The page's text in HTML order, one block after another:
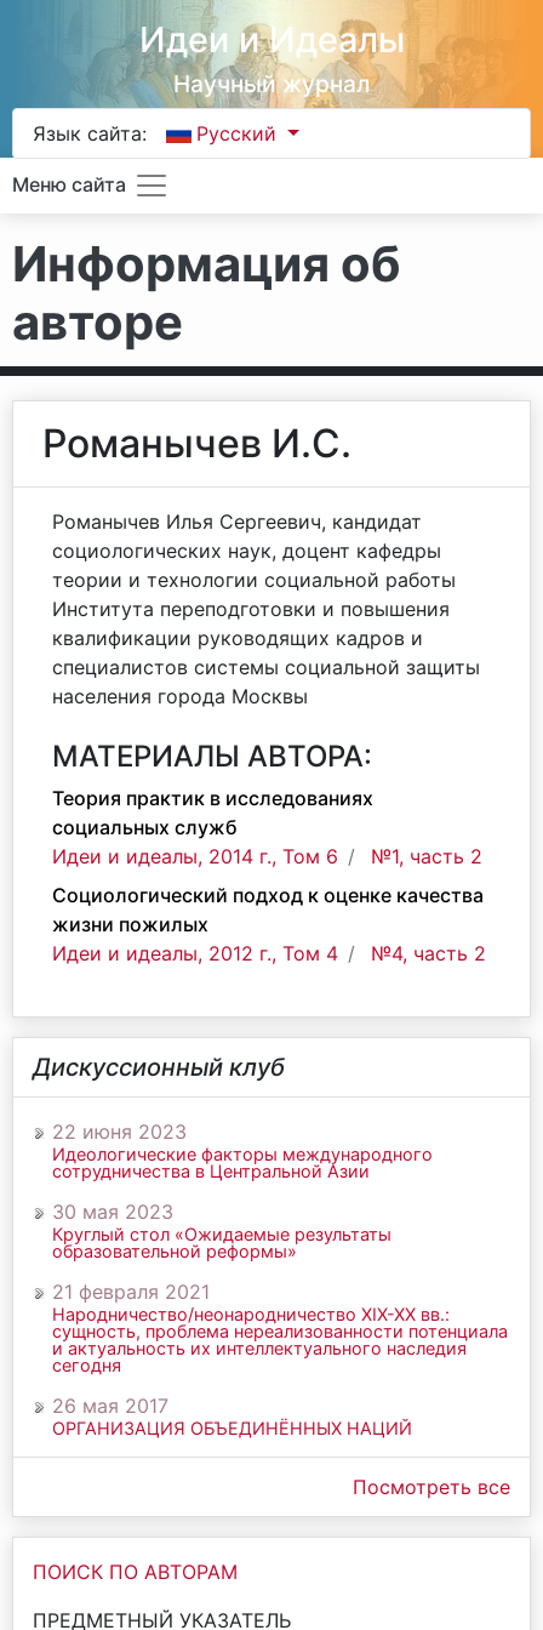
Идеи и Идеалы
Научный журнал
Язык сайта: Русский
Меню сайта
Информация об
авторе
Романычев И.С.
Романычев Илья Сергеевич, кандидат
социологических наук, доцент кафедры
теории и технологии социальной работы
Института переподготовки и повышения
квалификации руководящих кадров и
специалистов системы социальной защиты
населения города Москвы
МАТЕРИАЛЫ АВТОРА:
Теория практик в исследованиях
социальных служб
Идеи и идеалы, 2014 г., Том 6
№1, часть 2
Социологический подход к оценке качества
жизни пожилых
Идеи и идеалы, 2012 г., Том 4
№4, часть 2
Дискуссионный клуб
22 июня 2023
Идеологические факторы международного
сотрудничества в Центральной Азии
30 мая 2023
Круглый стол «Ожидаемые результаты
образовательной реформы»
21 февраля 2021
Народничество/неонародничество ХIХ-ХХ вв.:
сущность, проблема нереализованности потенциала
и актуальность их интеллектуального наследия
сегодня
26 мая 2017
ОРГАНИЗАЦИЯ ОБЪЕДИНЁННЫХ НАЦИЙ
Посмотреть все
ПОИСК ПО АВТОРАМ
ПРЕДМЕТНЫЙ УКАЗАТЕЛЬ